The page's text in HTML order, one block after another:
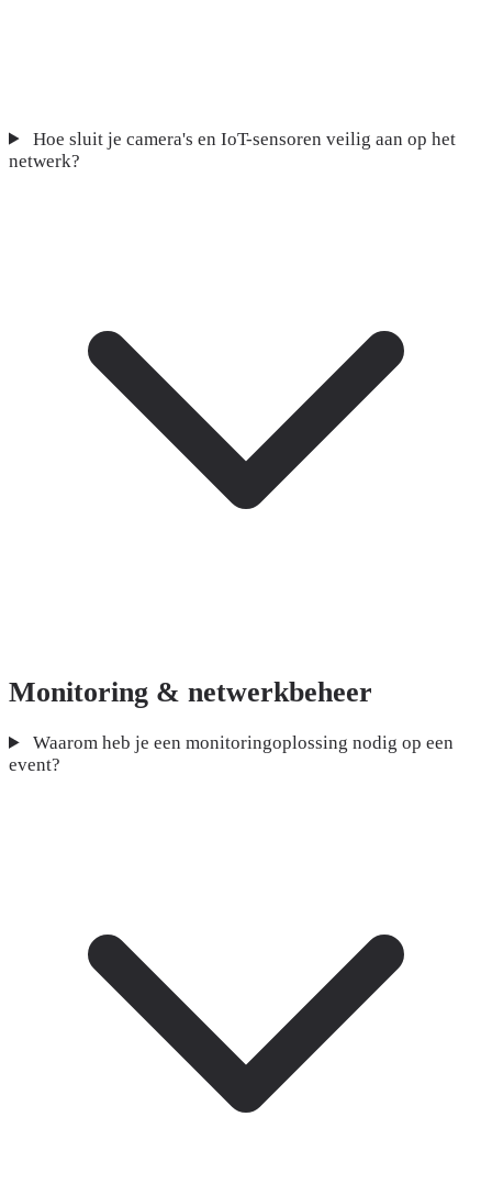
Hoe sluit je camera's en IoT-sensoren veilig aan op het
netwerk?
Monitoring & netwerkbeheer
Waarom heb je een monitoringoplossing nodig op een
event?